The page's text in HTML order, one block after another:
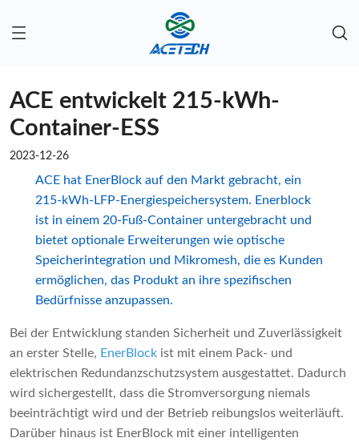
ACE entwickelt 215-kWh-
Container-ESS
2023-12-26
ACE hat EnerBlock auf den Markt gebracht, ein
215-kWh-LFP-Energiespeichersystem. Enerblock
ist in einem 20-Fuß-Container untergebracht und
bietet optionale Erweiterungen wie optische
Speicherintegration und Mikromesh, die es Kunden
ermöglichen, das Produkt an ihre spezifischen
Bedürfnisse anzupassen.
Bei der Entwicklung standen Sicherheit und Zuverlässigkeit
an erster Stelle, EnerBlock ist mit einem Pack- und
elektrischen Redundanzschutzsystem ausgestattet. Dadurch
wird sichergestellt, dass die Stromversorgung niemals
beeinträchtigt wird und der Betrieb reibungslos weiterläuft.
Darüber hinaus ist EnerBlock mit einer intelligenten